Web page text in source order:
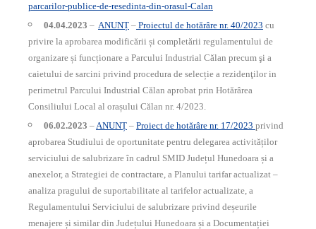
parcarilor-publice-de-resedinta-din-orasul-Calan
04.04.2023 – ANUNȚ – Proiectul de hotărâre nr. 40/2023 cu
privire la aprobarea modificării și completării regulamentului de
organizare și funcționare a Parcului Industrial Călan precum şi a
caietului de sarcini privind procedura de selecție a rezidenţilor in
perimetrul Parcului Industrial Călan aprobat prin Hotărârea
Consiliului Local al orașului Călan nr. 4/2023.
06.02.2023 –ANUNȚ – Proiect de hotărâre nr. 17/2023 privind
aprobarea Studiului de oportunitate pentru delegarea activităților
serviciului de salubrizare în cadrul SMID Județul Hunedoara și a
anexelor, a Strategiei de contractare, a Planului tarifar actualizat –
analiza pragului de suportabilitate al tarifelor actualizate, a
Regulamentului Serviciului de salubrizare privind deșeurile
menajere și similar din Județului Hunedoara și a Documentației